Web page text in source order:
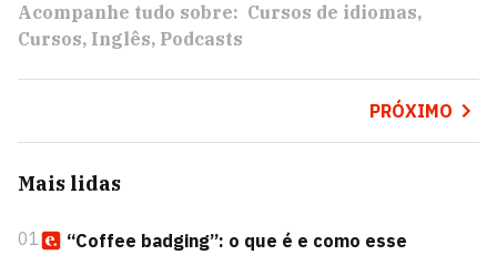
Acompanhe tudo sobre: Cursos de idiomas
Cursos Inglês Podcasts
PRÓXIMO
Mais lidas
01
“Coffee badging”: o que é e como esse